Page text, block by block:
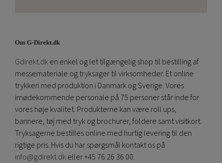
Om G-Direkt.dk
Gdirekt.dken enkel og let tilgængelig shop til bestilling af
messemateriale og tryksager til virksomheder. Et online
trykkeri med produktion i Danmark og Sverige. Vores
imødekommende personale på 75 personer står inde for
vores høje kvalitet. Produkterne kan være roll ups,
bannere, tøj med tryk og brochurer, foldere samt visitkort.
Tryksagerne bestilles online med hurtig levering til den
rigtige pris. Hvis du har spørgsmål kontakt os på
info@gdirekt.dkeller +45 76 26 36 00.